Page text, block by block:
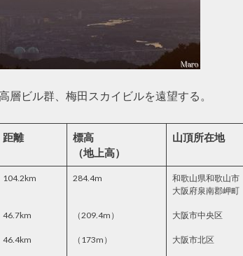
層ビル群、梅田スカイビルを遠望する。
距離
標高
（地上高）
山頂所在地
104.2km 284.4m
和歌山県和歌山市
大阪府泉南郡岬町
46.7km （209.4m） 大阪市中央区
46.4km （173m） 大阪市北区